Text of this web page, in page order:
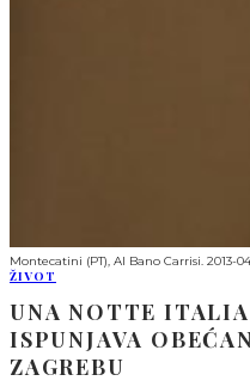
Montecatini (PT), Al Bano Carrisi. 2013-
ŽIVOT
UNA NOTTE
ISPUNJAVA
ZAGREBU